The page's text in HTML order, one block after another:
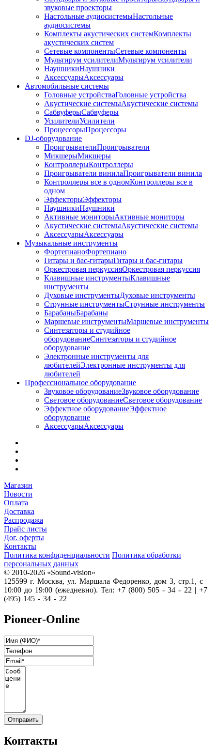
звуковые проекторы
Настольные аудиосистемыНастольные
аудиосистемы
Комплекты акустических системКомплекты
акустических систем
Сетевые компонентыСетевые компоненты
Мультирум усилителиМультирум усилители
НаушникиНаушники
АксессуарыАксессуары
Автомобильные системы
Головные устройстваГоловные устройства
Акустические системыАкустические системы
СабвуферыСабвуферы
УсилителиУсилители
ПроцессорыПроцессоры
DJ-оборудование
ПроигрывателиПроигрыватели
МикшерыМикшеры
КонтроллерыКонтроллеры
Проигрыватели винилаПроигрыватели винила
Контроллеры все в одномКонтроллеры все в
одном
ЭффекторыЭффекторы
НаушникиНаушники
Активные мониторыАктивные мониторы
Акустические системыАкустические системы
АксессуарыАксессуары
Музыкальные инструменты
ФортепианоФортепиано
Гитары и бас-гитарыГитары и бас-гитары
Оркестровая перкуссияОркестровая перкуссия
Клавишные инструментыКлавишные
инструменты
Духовые инструментыДуховые инструменты
Струнные инструментыСтрунные инструменты
БарабаныБарабаны
Маршевые инструментыМаршевые инструменты
Синтезаторы и студийное
оборудованиеСинтезаторы и студийное
оборудование
Электронные инструменты для
любителейЭлектронные инструменты для
любителей
Профессиональное оборудование
Звуковое оборудованиеЗвуковое оборудование
Световое оборудованиеСветовое оборудование
Эффектное оборудованиеЭффектное
оборудование
АксессуарыАксессуары
Магазин
Новости
Оплата
Доставка
Распродажа
Прайс листы
Дог. оферты
Контакты
Политика конфиденциальности Политика обработки
персональных данных
© 2010-2026 «Sound-vision»
125599 г. Москва, ул. Маршала Федоренко, дом 3, стр.1, с
10:00 до 19:00 (ежедневно). Тел: +7 (800) 505 - 34 - 22 | +7
(495) 145 - 34 - 22
Pioneer-Online
Контакты